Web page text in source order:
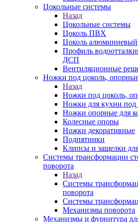
Цокольные системы
Назад
Цокольные системы
Цоколь ПВХ
Цоколь алюминиевый
Профиль
ДСП
Вентиляционные
Ножки под цоколь,
Назад
Ножки под цоколь,
Ножки для кухни под
Ножки опорные для
Колесные опоры
Ножки декоративные
Подпятники
Клипсы и защелки
Системы трансформации
поворота
Назад
Системы
поворота
Системы
Механизмы поворота
Механизмы и фурнитура